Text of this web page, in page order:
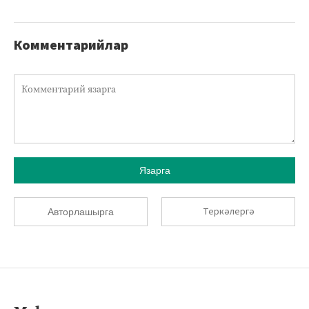
Комментарийлар
Язарга
Авторлашырга Теркәлергә